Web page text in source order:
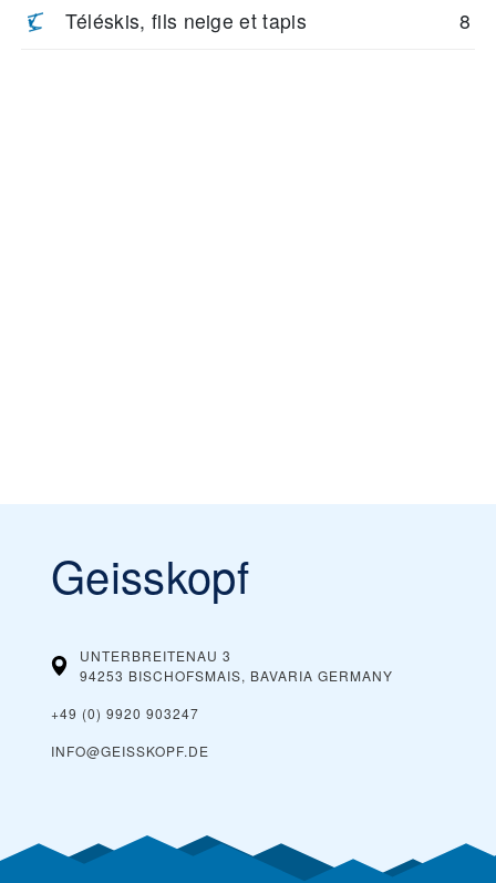
Téléskis, fils neige et tapis 8
Geisskopf
UNTERBREITENAU 3
94253 BISCHOFSMAIS, BAVARIA GERMANY
+49 (0) 9920 903247
INFO@GEISSKOPF.DE